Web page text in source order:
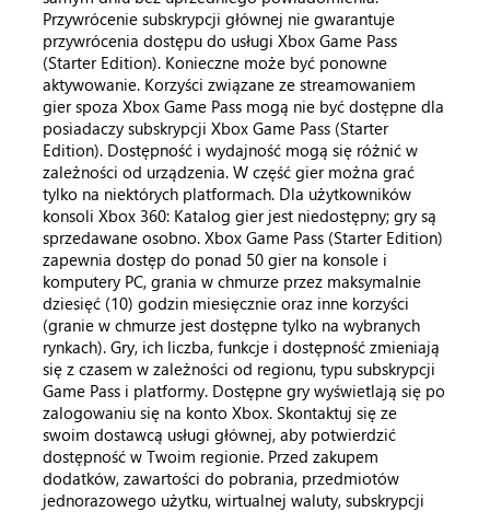
Przywrócenie subskrypcji głównej nie gwarantuje
przywrócenia dostępu do usługi Xbox Game Pass
(Starter Edition). Konieczne może być ponowne
aktywowanie. Korzyści związane ze streamowaniem
gier spoza Xbox Game Pass mogą nie być dostępne dla
posiadaczy subskrypcji Xbox Game Pass (Starter
Edition). Dostępność i wydajność mogą się różnić w
zależności od urządzenia. W część gier można grać
tylko na niektórych platformach. Dla użytkowników
konsoli Xbox 360: Katalog gier jest niedostępny; gry są
sprzedawane osobno. Xbox Game Pass (Starter Edition)
zapewnia dostęp do ponad 50 gier na konsole i
komputery PC, grania w chmurze przez maksymalnie
dziesięć (10) godzin miesięcznie oraz inne korzyści
(granie w chmurze jest dostępne tylko na wybranych
rynkach). Gry, ich liczba, funkcje i dostępność zmieniają
się z czasem w zależności od regionu, typu subskrypcji
Game Pass i platformy. Dostępne gry wyświetlają się po
zalogowaniu się na konto Xbox. Skontaktuj się ze
swoim dostawcą usługi głównej, aby potwierdzić
dostępność w Twoim regionie. Przed zakupem
dodatków, zawartości do pobrania, przedmiotów
jednorazowego użytku, wirtualnej waluty, subskrypcji